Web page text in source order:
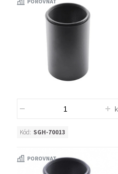
Kód: SGH-70013
POROVNAT